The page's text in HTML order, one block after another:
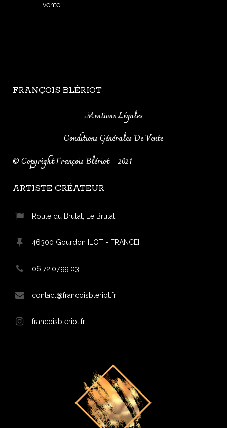
vente.
FRANÇOIS BLÉRIOT
Mentions Légales
Conditions Générales De Vente
© CopyrightFrançois Blériot– 2021
ARTISTE CRÉATEUR
Route du Brulat, Le Brulat
46300 Gourdon [LOT - FRANCE]
06.72.07.99.03
contact@francoisbleriot.fr
francoisbleriot.fr